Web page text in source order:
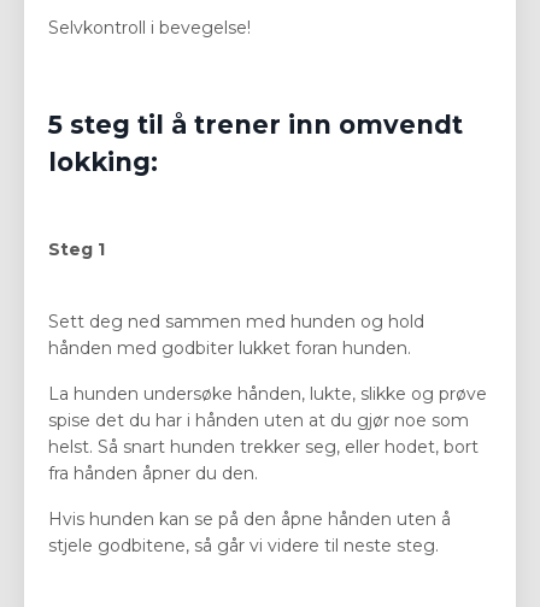
Selvkontroll i bevegelse!
5 steg til å trener inn omvendt
lokking:
Steg 1
Sett deg ned sammen med hunden og hold
hånden med godbiter lukket foran hunden.
La hunden undersøke hånden, lukte, slikke og prøve
spise det du har i hånden uten at du gjør noe som
helst. Så snart hunden trekker seg, eller hodet, bort
fra hånden åpner du den.
Hvis hunden kan se på den åpne hånden uten å
stjele godbitene, så går vi videre til neste steg.